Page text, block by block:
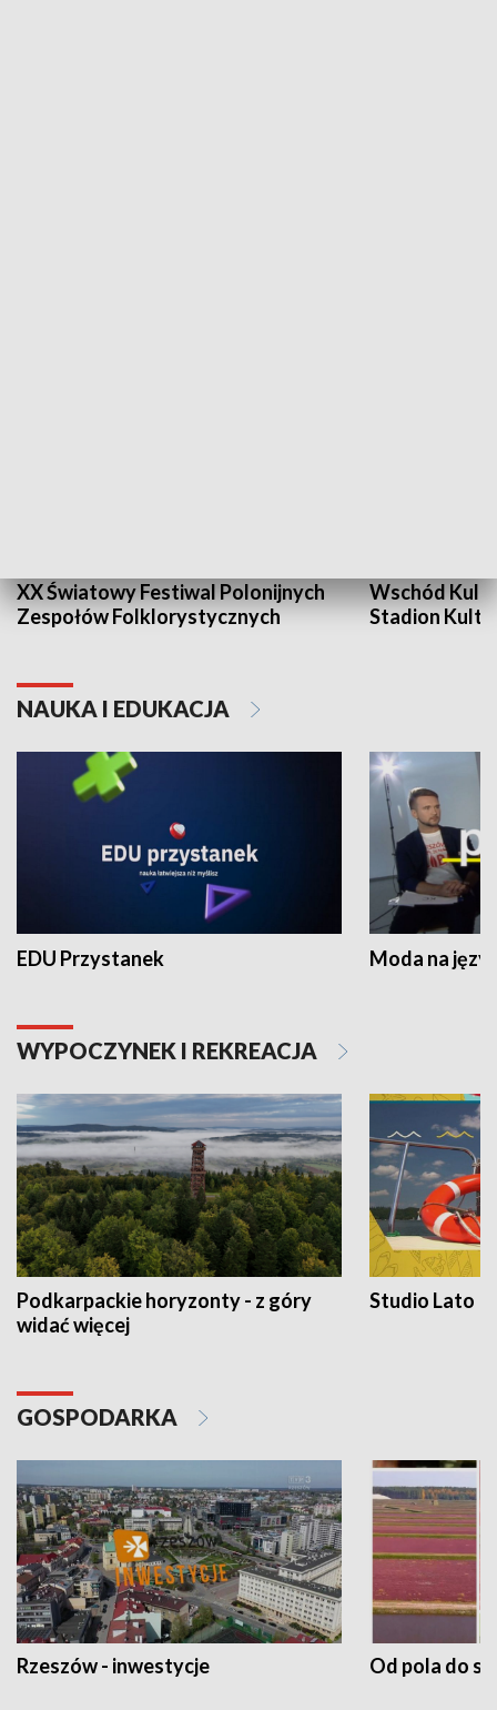
XX Światowy Festiwal Polonijnych
Zespołów Folklorystycznych
Wschód
Stadion
NAUKA I EDUKACJA
EDU Przystanek Moda na
WYPOCZYNEK I REKREACJA
Podkarpackie horyzonty - z góry
widać więcej
Studio Lato
GOSPODARKA
Rzeszów - inwestycje Od pola do